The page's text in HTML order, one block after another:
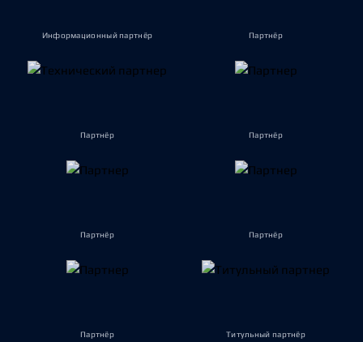
Информационный партнёр Партнёр
Партнёр Партнёр
Партнёр Партнёр
Партнёр Титульный партнёр